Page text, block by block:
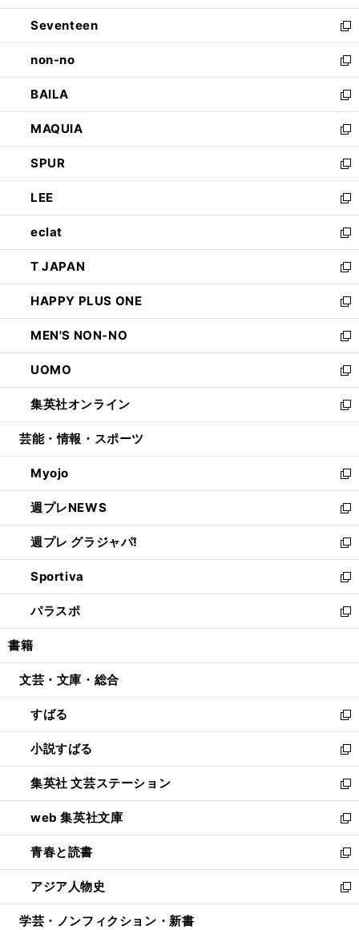
開
く
ウ
で
開
く
ン
ド
ウ
で
開
く
Seventeen
新
し
い
ウ
ィ
ン
ド
ウ
で
開
く
non-no
新
し
い
ウ
ィ
ン
ド
ウ
で
開
く
BAILA
新
し
い
ウ
ィ
ン
ド
ウ
で
開
く
MAQUIA
新
し
い
ウ
ィ
ン
ド
ウ
で
開
く
SPUR
新
し
い
ウ
ィ
ン
ド
ウ
で
開
く
LEE
新
し
い
ウ
ィ
ン
ド
ウ
で
開
く
eclat
新
し
い
ウ
ィ
ン
ド
ウ
で
開
く
T JAPAN
新
し
い
ウ
ィ
ン
ド
ウ
で
開
HAPPY PLUS ONE
新
し
い
ウ
ィ
ン
ド
ウ
開
く
MEN'S NON-NO
新
し
い
ウ
ィ
ン
ウ
で
開
く
UOMO
新
し
い
ウ
ン
ド
ウ
で
開
く
集英社オンライン
新
し
ウ
ィ
ン
ド
ウ
で
開
く
芸能・情報・スポーツ
Myojo
新
し
い
ウ
ィ
ン
ド
ウ
で
開
週プレNEWS
新
し
い
ウ
ィ
ン
ド
ウ
開
週プレ グラジャパ!
新
し
い
ウ
ィ
ン
ウ
開
く
Sportiva
新
し
い
ウ
ン
ウ
で
開
く
パラスポ
新
し
ウ
ン
ド
ウ
で
開
く
書籍
文芸・文庫・総合
すばる
新
し
い
ウ
ィ
ン
ド
ウ
で
開
く
小説すばる
新
し
い
ウ
ィ
ン
ド
ウ
で
開
集英社 文芸ステーション
新
し
い
ウ
ィ
ン
ド
ウ
web 集英社文庫
新
し
い
ウ
ィ
ン
青春と読書
新
し
い
ウ
アジア人物史
新
し
学芸・ノンフィクション・新書